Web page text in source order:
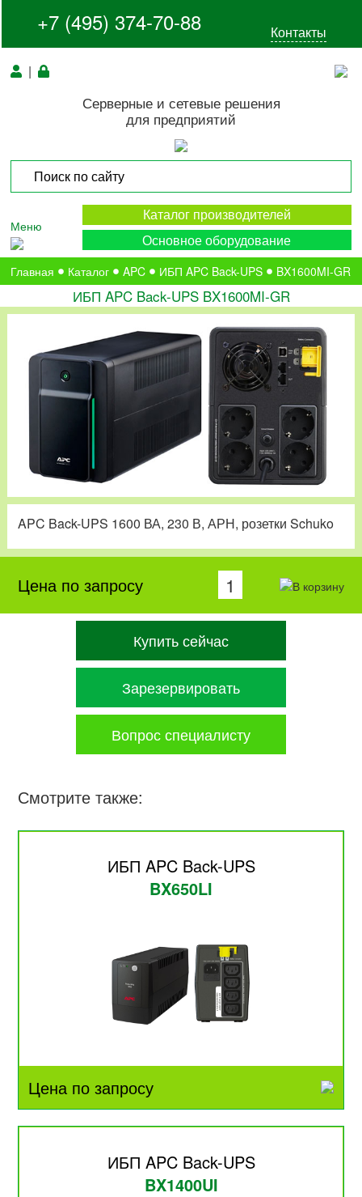
+7 (495) 374-70-88 Контакты
|
Серверные и сетевые решения
для предприятий
Меню
Каталог производителей
Основное оборудование
Главная Каталог APC ИБП APC Back-UPS BX1600MI-GR
ИБП APC Back-UPS BX1600MI-GR
APC Back-UPS 1600 ВА, 230 В, АРН, розетки Schuko
Цена по запросу
Купить сейчас
Зарезервировать
Вопрос специалисту
Смотрите также:
ИБП APC Back-UPS
BX650LI
Цена по запросу
ИБП APC Back-UPS
BX1400UI